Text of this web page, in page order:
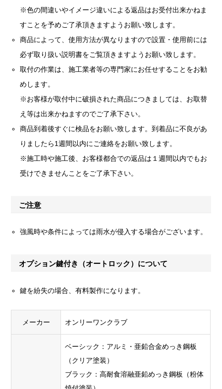
※色の間違いやイメージ違いによる返品はお受付出来かねま
すことを予めご了承頂きますようお願い致します。
商品によって、使用方法が異なりますので設置・使用前には
必ず取り扱い説明書をご覧頂きますようお願い致します。
取付の作業は、施工業者等の専門家にお任せすることをお勧
めします。
※お客様が取付中に破損された商品につきましては、お取替
え等は出来かねますのでご了承下さい。
商品到着後すぐに検品をお願い致します。到着品に不良があ
りましたら1週間以内にご連絡をお願い致します。
※施工時や施工後、お客様都合での返品は１週間以内でもお
受けできませんことをご了承下さい。
ご注意
強風時や条件によっては雨水が侵入する場合がございます。
オプション鍵付き（オートロック）について
鍵を紛失の場合、有料製作になります。
メーカー オンリーワンクラブ
ベーシック：アルミ・亜鉛合金めっき鋼板
（クリア塗装）
ブラック：高耐食溶融亜鉛めっき鋼板（粉体